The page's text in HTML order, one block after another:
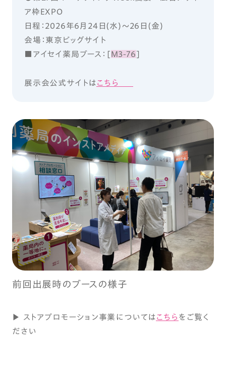
ア枠EXPO
日程：2026年6月24日(水)～26日(金)
会場：東京ビッグサイト
■アイセイ薬局ブース：[M3-76]
展示会公式サイトはこちら
前回出展時のブースの様子
▶ ストアプロモーション事業についてはこちら をご覧く
ださい